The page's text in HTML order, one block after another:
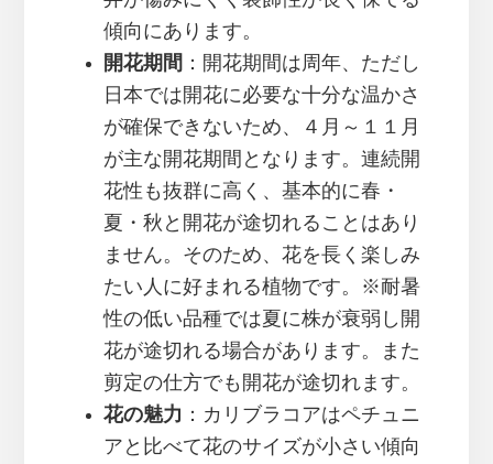
傾向にあります。
開花期間 ：開花期間は周年、ただし
日本では開花に必要な十分な温かさ
が確保できないため、４月～１１月
が主な開花期間となります。連続開
花性も抜群に高く、基本的に春・
夏・秋と開花が途切れることはあり
ません。そのため、花を長く楽しみ
たい人に好まれる植物です。※耐暑
性の低い品種では夏に株が衰弱し開
花が途切れる場合があります。また
剪定の仕方でも開花が途切れます。
花の魅力 ：カリブラコアはペチュニ
アと比べて花のサイズが小さい傾向